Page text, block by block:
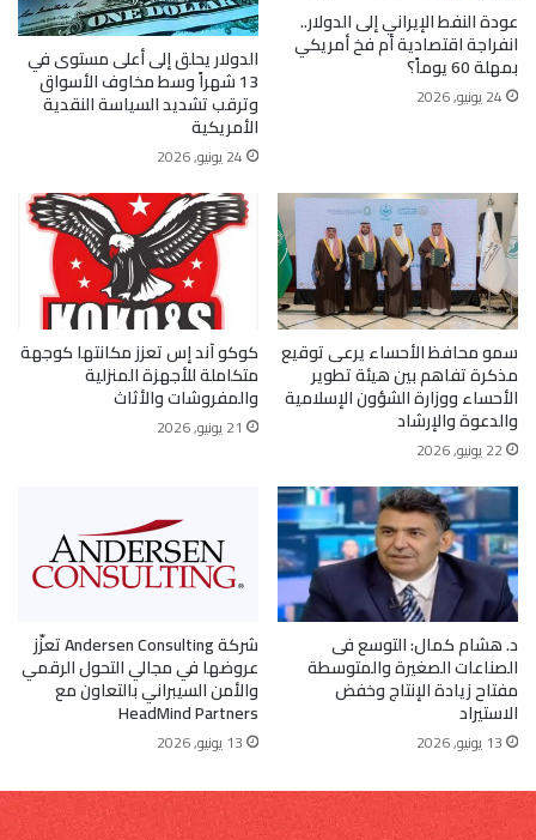
عودة النفط الإيراني إلى الدولار..
انفراجة اقتصادية أم فخ أمريكي
بمهلة 60 يوماً؟
24 يونيو, 2026
الدولار يحلق إلى أعلى مستوى في
13 شهراً وسط مخاوف الأسواق
وترقب تشديد السياسة النقدية
الأمريكية
24 يونيو, 2026
سمو محافظ الأحساء يرعى توقيع
مذكرة تفاهم بين هيئة تطوير
الأحساء ووزارة الشؤون الإسلامية
والدعوة والإرشاد
22 يونيو, 2026
كوكو آند إس تعزز مكانتها كوجهة
متكاملة للأجهزة المنزلية
والمفروشات والأثاث
21 يونيو, 2026
د. هشام كمال: التوسع فى
الصناعات الصغيرة والمتوسطة
مفتاح زيادة الإنتاج وخفض
الاستيراد
13 يونيو, 2026
شركة Andersen Consulting تعزّز
عروضها في مجالي التحول الرقمي
والأمن السيبراني بالتعاون مع
HeadMind Partners
13 يونيو, 2026